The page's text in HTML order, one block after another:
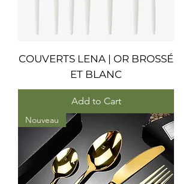
COUVERTS LENA | OR BROSSÉ
ET BLANC
Add to Cart
Nouveau